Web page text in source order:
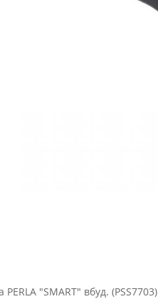
"SMART" вбуд.